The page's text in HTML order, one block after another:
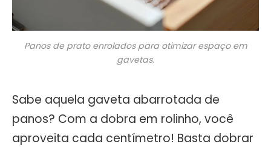
Panos de prato enrolados para otimizar espaço em
gavetas.
Sabe aquela gaveta abarrotada de
panos? Com a dobra em rolinho, você
aproveita cada centímetro! Basta dobrar